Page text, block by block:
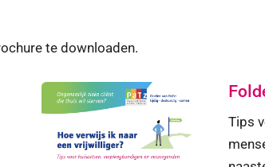
te downloaden.
Tips